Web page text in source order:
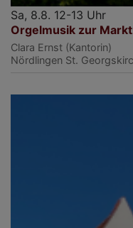
Sa, 8.8. 12-13 Uhr
Orgelmusik zur
Clara Ernst (Kantorin)
Nördlingen St.